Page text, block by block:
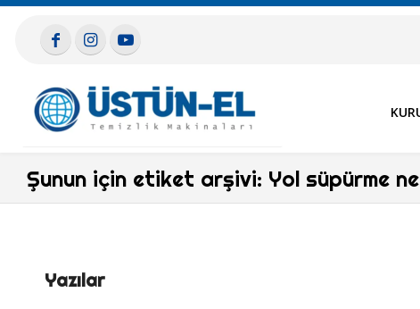
Şunun için etiket arşivi: Yol süpürme ne
Yazılar